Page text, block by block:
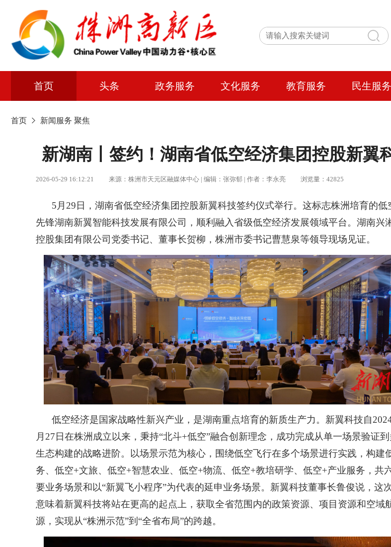
首页 头条 政务服务 文化服务 教育服务 民生服务
首页 新闻服务 聚焦
新湖南丨签约！湖南省低空经济集团控股新翼
2026-05-29 16:12:21 来源：株洲市天元区融媒体中心 | 编辑：张弥郁 | 作者：李永亮 浏览量：42825
5月29日，湖南省低空经济集团控股新翼科技签约仪式举行。这标志株洲培育的低
先锋湖南新翼智能科技发展有限公司，顺利融入省级低空经济发展领域平台。湖南兴
控股集团有限公司党委书记、董事长贺柳，株洲市委书记曹慧泉等领导现场见证。
低空经济是国家战略性新兴产业，是湖南重点培育的新质生产力。新翼科技自
月27日在株洲成立以来，秉持“北斗+低空”融合创新理念，成功完成从单一场景验证
生态构建的战略进阶。以场景示范为核心，围绕低空飞行在多个场景进行实践，构建
务、低空+文旅、低空+智慧农业、低空+物流、低空+教培研学、低空+产业服务，共
要业务场景和以“新翼飞小程序”为代表的延申业务场景。新翼科技董事长鲁俊说，这
意味着新翼科技将站在更高的起点上，获取全省范围内的政策资源、项目资源和空域
源，实现从“株洲示范”到“全省布局”的跨越。